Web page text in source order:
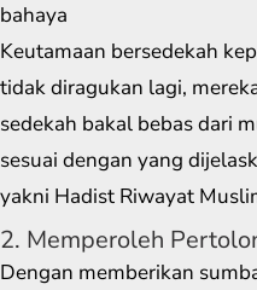
bahaya
Keutamaan bersedekah
tidak diragukan lagi,
sedekah bakal bebas dari
sesuai dengan yang
yakni Hadist Riwayat
2. Memperoleh
Dengan memberikan